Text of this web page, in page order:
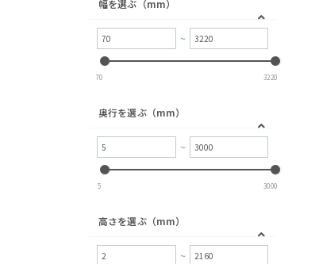
パープル系
マルチカラー系
幅を選ぶ（mm）
~
70 3220
奥行を選ぶ（mm）
~
5 3000
高さを選ぶ（mm）
~